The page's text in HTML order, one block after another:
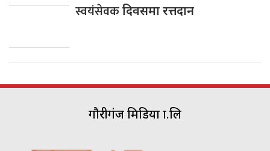
स्वयंसेवकदिवसमा रत्तदान
गौरीगंज मिडिया प्रा.लि